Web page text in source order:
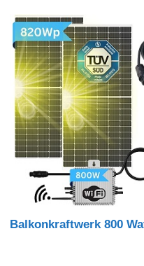
Balkonkraftwerk 800